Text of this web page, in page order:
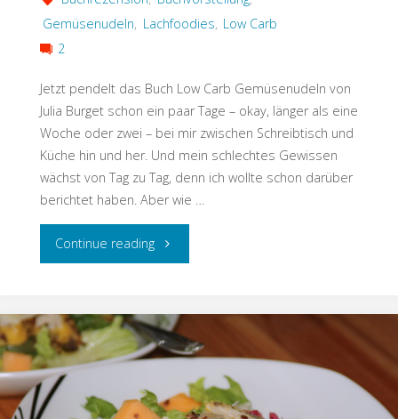
Gemüsenudeln, Lachfoodies, Low Carb
2
Jetzt pendelt das Buch Low Carb Gemüsenudeln von
Julia Burget schon ein paar Tage – okay, länger als eine
Woche oder zwei – bei mir zwischen Schreibtisch und
Küche hin und her. Und mein schlechtes Gewissen
wächst von Tag zu Tag, denn ich wollte schon darüber
berichtet haben. Aber wie …
Continue reading"Low
Gemüsenudeln
–
Buchvorstellung"